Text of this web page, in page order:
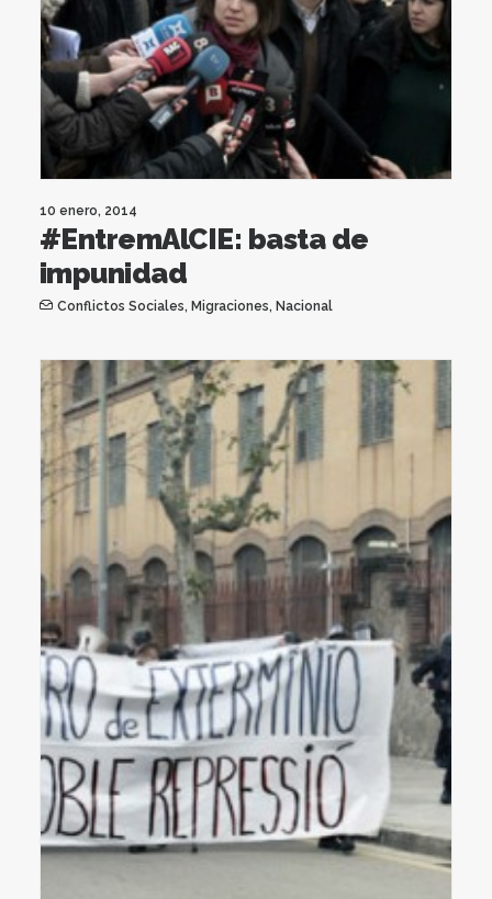
10 enero, 2014
#EntremAlCIE: basta de
impunidad
Conflictos Sociales, Migraciones, Nacional